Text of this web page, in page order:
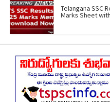
Telangana SSC
Marks Sheet